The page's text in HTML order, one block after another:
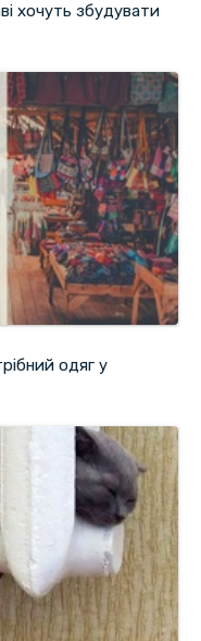
хочуть збудувати
одяг у